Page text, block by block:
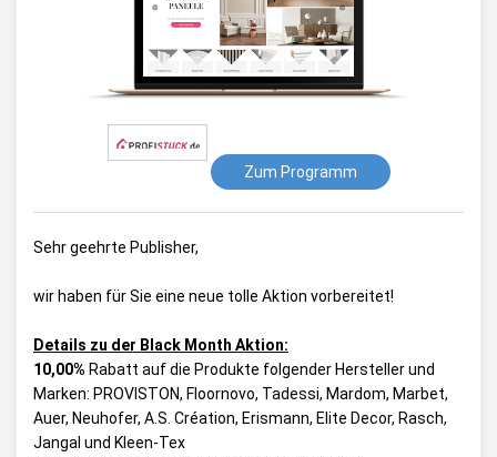
Zum Programm
Sehr geehrte Publisher,
wir haben für Sie eine neue tolle Aktion vorbereitet!
Details zu der Black Month Aktion:
10,00% Rabatt auf die Produkte folgender Hersteller und
Marken: PROVISTON, Floornovo, Tadessi, Mardom, Marbet,
Auer, Neuhofer, A.S. Création, Erismann, Elite Decor, Rasch,
Jangal und Kleen-Tex